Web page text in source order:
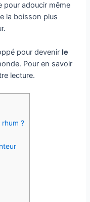
pour adoucir même
la boisson plus
pour devenirle
Pour en savoir
lecture.
rhum ?